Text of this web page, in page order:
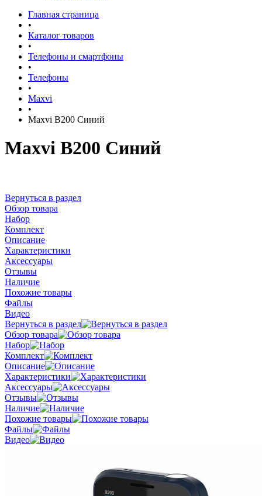
Главная страница
•
Каталог товаров
•
Телефоны и смартфоны
•
Телефоны
•
Maxvi
•
Maxvi B200 Синий
Maxvi B200 Синий
Вернуться в раздел
Обзор товара
Набор
Комплект
Описание
Характеристики
Аксессуары
Отзывы
Наличие
Похожие товары
Файлы
Видео
Вернуться в раздел
Обзор товара
Набор
Комплект
Описание
Характеристики
Аксессуары
Отзывы
Наличие
Похожие товары
Файлы
Видео